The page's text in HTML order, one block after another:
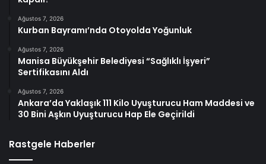
Ağustos 7, 2026
Kurban Bayramı’nda Otoyolda Yoğunluk
Ağustos 7, 2026
Manisa Büyükşehir Belediyesi “Sağlıklı İşyeri”
Sertifikasını Aldı
Ağustos 7, 2026
Ankara’da Yaklaşık 111 Kilo Uyuşturucu Ham Maddesi ve
30 Bini Aşkın Uyuşturucu Hap Ele Geçirildi
Rastgele Haberler